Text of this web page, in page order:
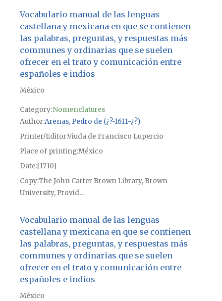
Vocabulario manual de las lenguas
castellana y mexicana en que se contienen
las palabras, preguntas, y respuestas más
communes y ordinarias que se suelen
ofrecer en el trato y comunicación entre
españoles e indios
México
Category:Nomenclatures
Author Arenas, Pedro de (¿?-1611-¿?)
Printer/EditorViuda de Francisco Lupercio
Place of printingMéxico
Date [1710]
CopyThe John Carter Brown Library, Brown
University, Provid...
Vocabulario manual de las lenguas
castellana y mexicana en que se contienen
las palabras, preguntas, y respuestas más
communes y ordinarias que se suelen
ofrecer en el trato y comunicación entre
españoles e indios
México